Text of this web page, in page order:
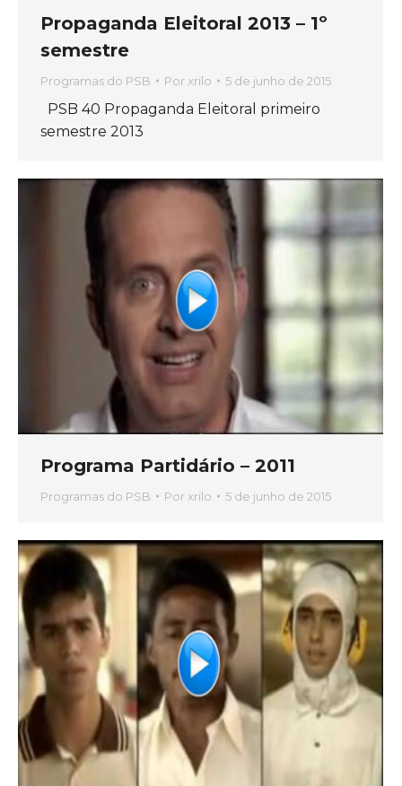
Propaganda Eleitoral 2013 – 1º
semestre
Programas do PSB Por xrilo 5 de junho de 2015
PSB 40 Propaganda Eleitoral primeiro
semestre 2013
Programa Partidário – 2011
Programas do PSB Por xrilo 5 de junho de 2015